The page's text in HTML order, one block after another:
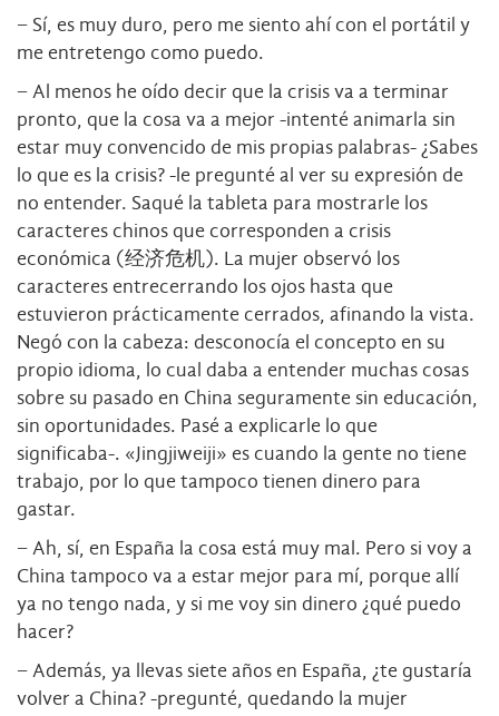
− Sí, es muy duro, pero me siento ahí con el portátil y
me entretengo como puedo.
− Al menos he oído decir que la crisis va a terminar
pronto, que la cosa va a mejor -intenté animarla sin
estar muy convencido de mis propias palabras- ¿Sabes
lo que es la crisis? -le pregunté al ver su expresión de
no entender. Saqué la tableta para mostrarle los
caracteres chinos que corresponden a crisis
económica (经济危机). La mujer observó los
caracteres entrecerrando los ojos hasta que
estuvieron prácticamente cerrados, afinando la vista.
Negó con la cabeza: desconocía el concepto en su
propio idioma, lo cual daba a entender muchas cosas
sobre su pasado en China seguramente sin educación,
sin oportunidades. Pasé a explicarle lo que
significaba-. «Jingjiweiji» es cuando la gente no tiene
trabajo, por lo que tampoco tienen dinero para
gastar.
− Ah, sí, en España la cosa está muy mal. Pero si voy a
China tampoco va a estar mejor para mí, porque allí
ya no tengo nada, y si me voy sin dinero ¿qué puedo
hacer?
− Además, ya llevas siete años en España, ¿te gustaría
volver a China? -pregunté, quedando la mujer